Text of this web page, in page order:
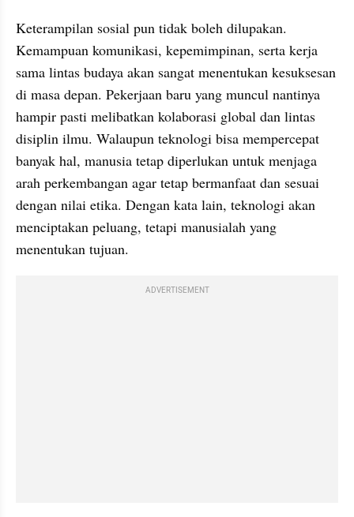
Keterampilan sosial pun tidak boleh dilupakan.
Kemampuan komunikasi, kepemimpinan, serta kerja
sama lintas budaya akan sangat menentukan kesuksesan
di masa depan. Pekerjaan baru yang muncul nantinya
hampir pasti melibatkan kolaborasi global dan lintas
disiplin ilmu. Walaupun teknologi bisa mempercepat
banyak hal, manusia tetap diperlukan untuk menjaga
arah perkembangan agar tetap bermanfaat dan sesuai
dengan nilai etika. Dengan kata lain, teknologi akan
menciptakan peluang, tetapi manusialah yang
menentukan tujuan.
ADVERTISEMENT